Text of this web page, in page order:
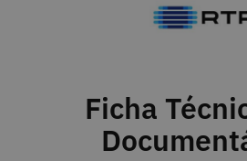
Ficha